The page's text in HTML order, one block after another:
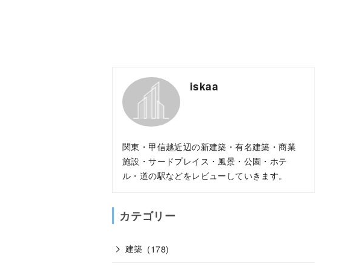
iskaa
関東・甲信越近辺の新建築・有名建築・商業
施設・サードプレイス・風景・公園・ホテ
ル・道の駅などをレビューしていきます。
カテゴリー
建築 (178)